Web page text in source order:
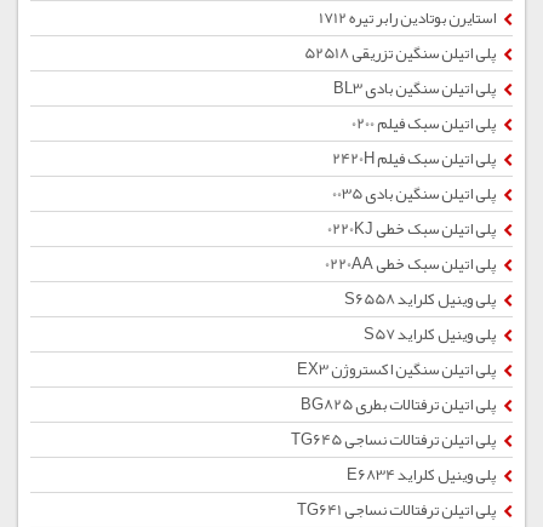
استایرن بوتادین رابر تیره 1712
پلی اتیلن سنگین تزریقی 52518
پلی اتیلن سنگین بادی BL3
پلی اتیلن سبک فیلم 0200
پلی اتیلن سبک فیلم 2420H
پلی اتیلن سنگین بادی 0035
پلی اتیلن سبک خطی 0220KJ
پلی اتیلن سبک خطی 0220AA
پلی وینیل کلراید S6558
پلی وینیل کلراید S57
پلی اتیلن سنگین اکستروژن EX3
پلی اتیلن ترفتالات بطری BG825
پلی اتیلن ترفتالات نساجی TG645
پلی وینیل کلراید E6834
پلی اتیلن ترفتالات نساجی TG641